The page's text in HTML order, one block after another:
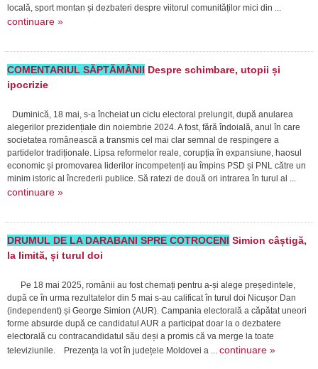
locală, sport montan și dezbateri despre viitorul comunităților mici din ...
continuare »
COMENTARIUL SĂPTĂMÂNII Despre schimbare, utopii și
ipocrizie
Duminică, 18 mai, s-a încheiat un ciclu electoral prelungit, după anularea
alegerilor prezidențiale din noiembrie 2024. A fost, fără îndoială, anul în care
societatea românească a transmis cel mai clar semnal de respingere a
partidelor tradiționale. Lipsa reformelor reale, corupția în expansiune, haosul
economic și promovarea liderilor incompetenți au împins PSD și PNL către un
minim istoric al încrederii publice. Să ratezi de două ori intrarea în turul al ...
continuare »
DRUMUL DE LA DARABANI SPRE COTROCENI Simion câștigă,
la limită, și turul doi
Pe 18 mai 2025, românii au fost chemați pentru a-și alege președintele,
după ce în urma rezultatelor din 5 mai s-au calificat în turul doi Nicușor Dan
(independent) și George Simion (AUR). Campania electorală a căpătat uneori
forme absurde după ce candidatul AUR a participat doar la o dezbatere
electorală cu contracandidatul său deși a promis că va merge la toate
televiziunile. Prezența la vot în județele Moldovei a ... continuare »